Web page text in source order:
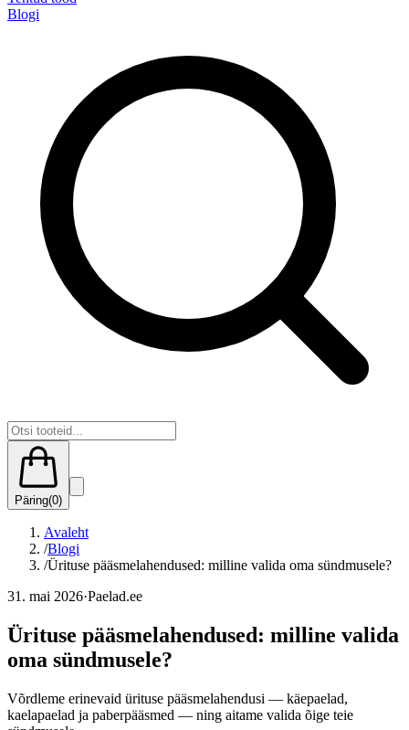
Blogi
Päring(0)
Avaleht
/Blogi
/Ürituse pääsmelahendused: milline valida oma sündmusele?
31. mai 2026·Paelad.ee
Ürituse pääsmelahendused: milline valida
oma sündmusele?
Võrdleme erinevaid ürituse pääsmelahendusi — käepaelad,
kaelapaelad ja paberpääsmed — ning aitame valida õige teie